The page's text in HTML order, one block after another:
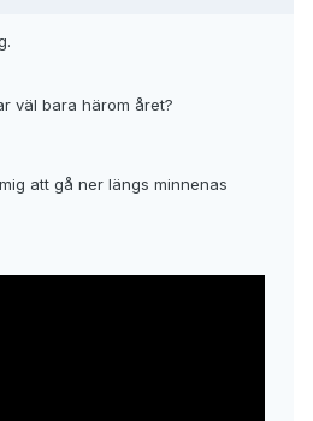
väl bara härom året?
att gå ner längs minnenas